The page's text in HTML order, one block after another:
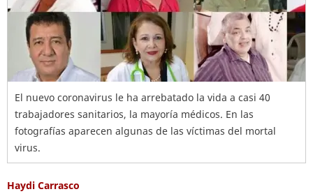
El nuevo coronavirus le ha arrebatado la vida a casi 40
trabajadores sanitarios, la mayoría médicos. En las
fotografías aparecen algunas de las víctimas del mortal
virus.
Haydi Carrasco